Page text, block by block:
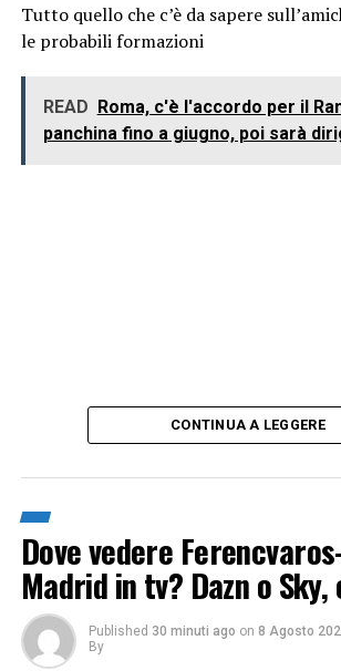
Tutto quello che c’è da sapere
le probabili formazioni
READ Roma, c'è l'accordo per il
panchina fino a giugno, poi sarà
CONTINUA A LEGGERE
Dove vedere
Madrid in tv? Dazn o
Published 30 minuti ago on 8 Agosto
By